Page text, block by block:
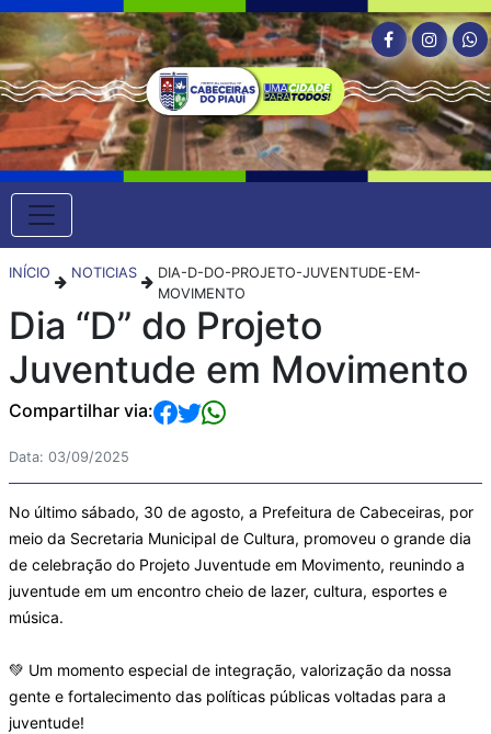
INÍCIO NOTICIAS
DIA-D-DO-PROJETO-JUVENTUDE-EM-
MOVIMENTO
Dia “D” do Projeto
Juventude em Movimento
Compartilhar via:
Data: 03/09/2025
No último sábado, 30 de agosto, a Prefeitura de Cabeceiras, por
meio da Secretaria Municipal de Cultura, promoveu o grande dia
de celebração do Projeto Juventude em Movimento, reunindo a
juventude em um encontro cheio de lazer, cultura, esportes e
música.
💚 Um momento especial de integração, valorização da nossa
gente e fortalecimento das políticas públicas voltadas para a
juventude!